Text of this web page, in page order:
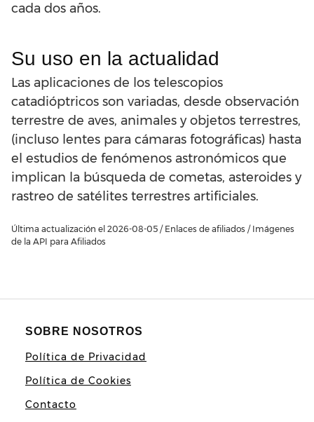
cada dos años.
Su uso en la actualidad
Las aplicaciones de los telescopios
catadióptricos son variadas, desde observación
terrestre de aves, animales y objetos terrestres,
(incluso lentes para cámaras fotográficas) hasta
el estudios de fenómenos astronómicos que
implican la búsqueda de cometas, asteroides y
rastreo de satélites terrestres artificiales.
Última actualización el 2026-08-05 / Enlaces de afiliados / Imágenes
de la API para Afiliados
SOBRE NOSOTROS
Política de Privacidad
Política de Cookies
Contacto